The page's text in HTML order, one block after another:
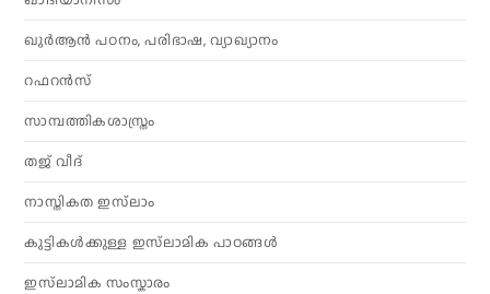
ഖുർആൻ പഠനം, പരിഭാഷ, വ്യാഖ്യാനം
റഫറൻസ്
സാമ്പത്തികശാസ്ത്രം
തജ് വീദ്
നാസ്തികത ഇസ്‌ലാം
കുട്ടികൾക്കുള്ള ഇസ്‌ലാമിക പാഠങ്ങൾ
ഇസ്‌ലാമിക സംസ്കാരം